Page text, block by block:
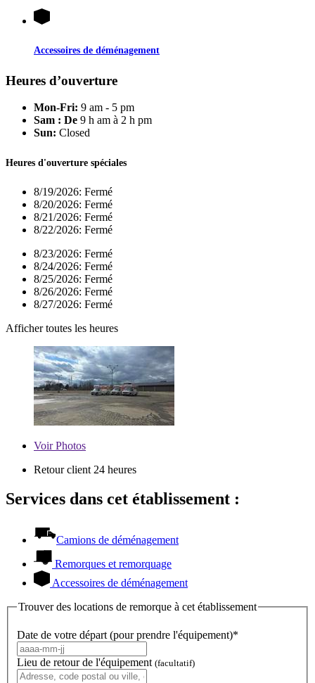
Accessoires de déménagement
Heures d’ouverture
Mon-Fri: 9 am - 5 pm
Sam : De 9 h am à 2 h pm
Sun: Closed
Heures d'ouverture spéciales
8/19/2026: Fermé
8/20/2026: Fermé
8/21/2026: Fermé
8/22/2026: Fermé
8/23/2026: Fermé
8/24/2026: Fermé
8/25/2026: Fermé
8/26/2026: Fermé
8/27/2026: Fermé
Afficher toutes les heures
VoirPhotos
Retour client 24 heures
Services dans cet établissement :
Camions de déménagement
Remorques et remorquage
Accessoires de déménagement
Trouver des locations de remorque à cet établissement
Date de votre départ (pour prendre l'équipement)*
Lieu de retour de l'équipement (facultatif)